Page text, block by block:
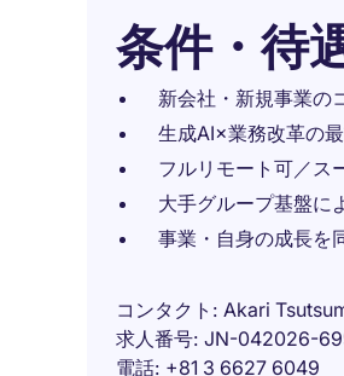
条件・待
新会社・新規事業の
生成AI×業務改革の
フルリモート可／ス
大手グループ基盤に
事業・自身の成長を
コンタクト
Akari
求人番号 JN-042026-
電話 +81 3 6627 6049